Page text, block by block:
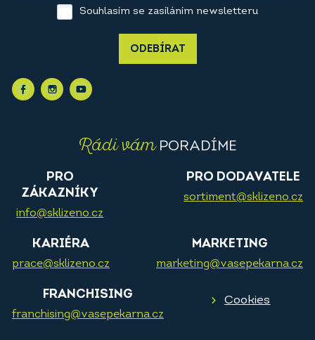
Souhlasím se zasíláním newsletteru
ODEBÍRAT
Rádi vámPORADÍME
PRO
ZÁKAZNÍKY
info@sklizeno.cz
PRO DODAVATELE
sortiment@sklizeno.cz
KARIÉRA
prace@sklizeno.cz
MARKETING
marketing@vasepekarna.cz
FRANCHISING
franchising@vasepekarna.cz
Cookies